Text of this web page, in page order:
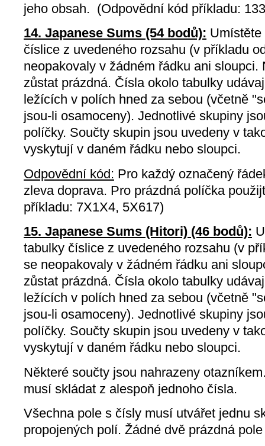
jeho obsah. (Odpovědní kód příkladu:
14. Japanese Sums (54 bodů):
číslice z uvedeného rozsahu (v příkladu
neopakovaly v žádném řádku ani sloupci.
zůstat prázdná. Čísla okolo tabulky
ležících v polích hned za sebou (včetně
jsou-li osamoceny). Jednotlivé skupiny
políčky. Součty skupin jsou uvedeny v
vyskytují v daném řádku nebo sloupci.
Odpovědní kód: Pro každý označený
zleva doprava. Pro prázdná políčka
příkladu: 7X1X4, 5X617)
15. Japanese Sums (Hitori) (46 bodů):
tabulky číslice z uvedeného rozsahu (v
se neopakovaly v žádném řádku ani
zůstat prázdná. Čísla okolo tabulky
ležících v polích hned za sebou (včetně
jsou-li osamoceny). Jednotlivé skupiny
políčky. Součty skupin jsou uvedeny v
vyskytují v daném řádku nebo sloupci.
Některé součty jsou nahrazeny
musí skládat z alespoň jednoho čísla.
Všechna pole s čísly musí utvářet jednu
propojených polí. Žádné dvě prázdná